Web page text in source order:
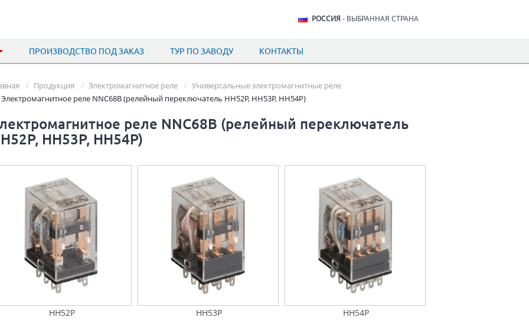
РОССИЯ - ВЫБРАННАЯ СТРАНА
ПРОИЗВОДСТВО ПОД ЗАКАЗ ТУР ПО ЗАВОДУ КОНТАКТЫ
Продукция Электромагнитное реле
Универсальные электромагнитные реле
Электромагнитное реле NNC68B (релейный переключатель HH52P, HH53P, HH54P)
реле NNC68B (релейный переключатель
HH53P, HH54P)
HH52P HH53P HH54P